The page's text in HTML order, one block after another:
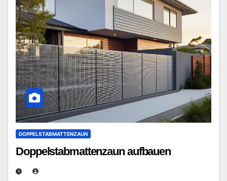
DOPPELSTABMATTENZAUN
Doppelstabmattenzaun aufbauen